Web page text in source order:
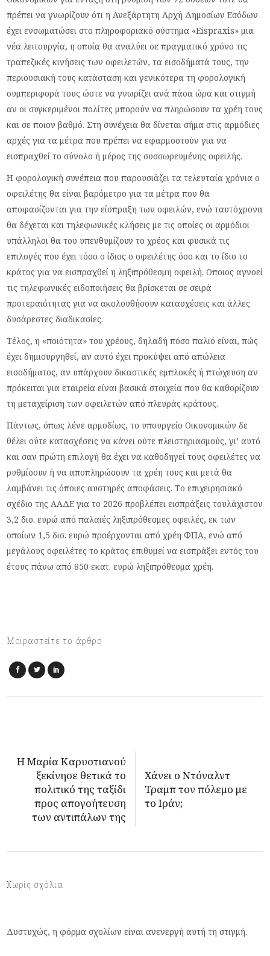
πρέπει να γνωρίζουν ότι η Ανεξάρτητη Αρχή Δημοσίων Εσόδων
έχει ενσωματώσει στο πληροφοριακό σύστημα «Εispraxis» μια
νέα λειτουργία, η οποία θα αναλύει σε πραγματικό χρόνο τις
τραπεζικές κινήσεις των οφειλετών, τα εισοδήματά τους, την
περιουσιακή τους κατάσταση και γενικότερα τη φορολογική
συμπεριφορά τους ώστε να γνωρίζει ανά πάσα ώρα και στιγμή
αν οι συγκεριμένοι πολίτες μπορούν να πληρώσουν τα χρέη τους
και σε ποιον βαθμό. Στη συνέχεια θα δίνεται σήμα στις αρμόδιες
αρχές για τα μέτρα που πρέπει να εφαρμοστούν για να
εισπραχθεί το σύνολο ή μέρος της συσσωρευμένης οφειλής.
Η φορολογική συνέπεια που παρουσιάζει τα τελευταία χρόνια ο
οφειλέτης θα είναι βαρόμετρο για τα μέτρα που θα
αποφασίζονται για την είσπραξη των οφειλών, ενώ ταυτόχρονα
θα δέχεται και τηλεφωνικές κλήσεις με τις οποίες οι αρμόδιοι
υπάλληλοι θα του υπενθυμίζουν το χρέος και φυσικά τις
επιλογές που έχει τόσο ο ίδιος ο οφειλέτης όσο και το ίδιο το
κράτος για να εισπραχθεί η ληξιπρόθεσμη οφειλή. Οποιος αγνοεί
τις τηλεφωνικές ειδοποιήσεις θα βρίσκεται σε σειρά
προτεραιότητας για να ακολουθήσουν κατασχέσεις και άλλες
δυσάρεστες διαδικασίες.
Τέλος, η «ποιότητα» του χρέους, δηλαδή πόσο παλιό είναι, πώς
έχει δημιουργηθεί, αν αυτό έχει προκύψει από απώλεια
εισοδήματος, αν υπάρχουν δικαστικές εμπλοκές ή πτώχευση αν
πρόκειται για εταιρεία είναι βασικά στοιχεία που θα καθορίζουν
τη μεταχείριση των οφειλετών από πλευράς κράτους.
Πάντως, όπως λένε αρμοδίως, το υπουργείο Οικονομικών δε
θέλει ούτε κατασχέσεις να κάνει ούτε πλειστηριασμούς, γι’ αυτό
και σαν πρώτη επιλογή θα έχει να καθοδηγεί τους οφειλέτες να
ρυθμίσουν ή να αποπληρώσουν τα χρέη τους και μετά θα
λαμβάνει τις όποιες αυστηρές αποφάσεις. Το επιχειρησιακό
σχέδιο της ΑΑΔΕ για το 2026 προβλέπει εισπράξεις τουλάχιστον
3,2 δισ. ευρώ από παλαιές ληξιπρόθεσμες οφειλές, εκ των
οποίων 1,5 δισ. ευρώ προέρχονται από χρέη ΦΠΑ, ενώ από
μεγάλους οφειλέτες το κράτος επιθυμεί να εισπράξει εντός του
έτους πάνω από 850 εκατ. ευρώ ληξιπρόθεσμα χρέη.
Μοιραστείτε το άρθρο
Η Μαρία Καρυστιανού
ξεκίνησε θετικά το
πολιτικό της ταξίδι
προς απογοήτευση
των αντιπάλων της
Χάνει ο Ντόναλντ
Τραμπ τον πόλεμο με
το Ιράν;
Χωρίς σχόλια
Δυστυχώς, η φόρμα σχολίων είναι ανενεργή αυτή τη στιγμή.